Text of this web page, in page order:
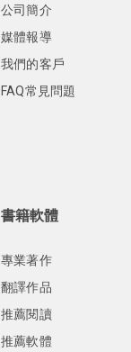
公司簡介
媒體報導
我們的客戶
FAQ常見問題
書籍軟體
專業著作
翻譯作品
推薦閱讀
推薦軟體